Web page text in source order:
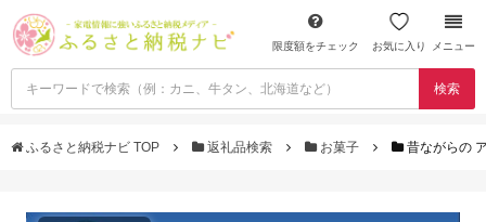
限度額をチェック お気に入り メニュー
検索
ふるさと納税ナビ TOP 返礼品検索 お菓子 昔ながらの